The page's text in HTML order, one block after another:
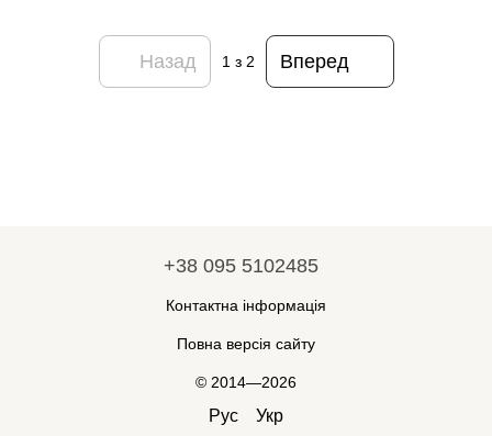
Назад 1 з 2 Вперед
+38 095 5102485
Контактна інформація
Повна версія сайту
© 2014—2026
Рус Укр